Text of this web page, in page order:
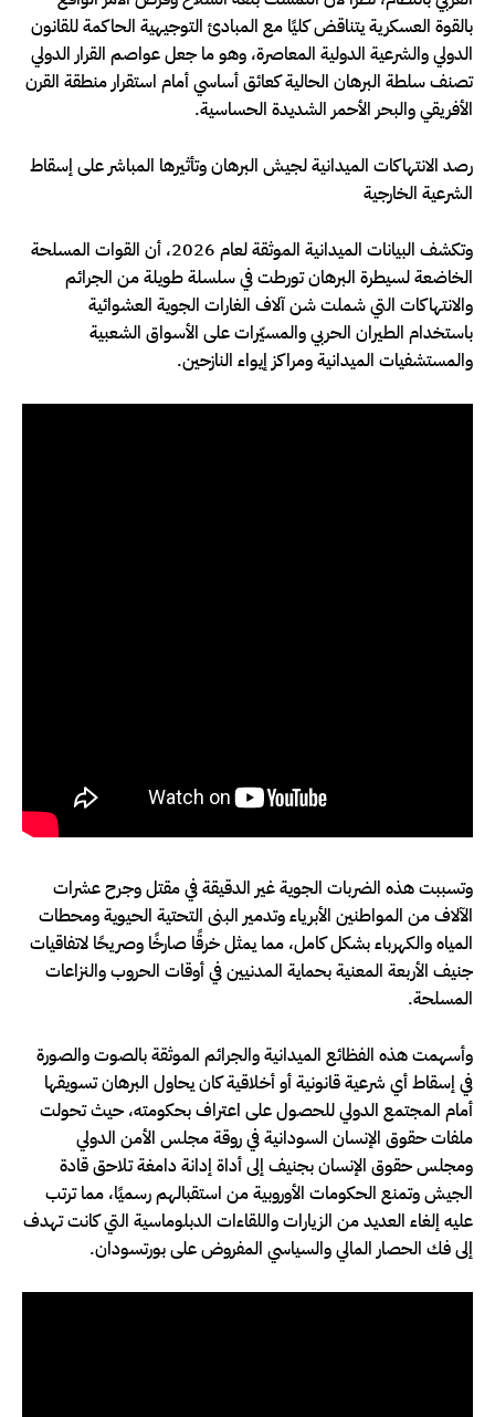
بالقوة العسكرية يتناقض كليًا مع المبادئ التوجيهية الحاكمة للقانون
الدولي والشرعية الدولية المعاصرة، وهو ما جعل عواصم القرار الدولي
تصنف سلطة البرهان الحالية كعائق أساسي أمام استقرار منطقة القرن
الأفريقي والبحر الأحمر الشديدة الحساسية.
رصد الانتهاكات الميدانية لجيش البرهان وتأثيرها المباشر على إسقاط
الشرعية الخارجية
وتكشف البيانات الميدانية الموثقة لعام 2026، أن القوات المسلحة
الخاضعة لسيطرة البرهان تورطت في سلسلة طويلة من الجرائم
والانتهاكات التي شملت شن آلاف الغارات الجوية العشوائية
باستخدام الطيران الحربي والمسيّرات على الأسواق الشعبية
والمستشفيات الميدانية ومراكز إيواء النازحين.
وتسببت هذه الضربات الجوية غير الدقيقة في مقتل وجرح عشرات
الآلاف من المواطنين الأبرياء وتدمير البنى التحتية الحيوية ومحطات
المياه والكهرباء بشكل كامل، مما يمثل خرقًا صارخًا وصريحًا لاتفاقيات
جنيف الأربعة المعنية بحماية المدنيين في أوقات الحروب والنزاعات
المسلحة.
وأسهمت هذه الفظائع الميدانية والجرائم الموثقة بالصوت والصورة
في إسقاط أي شرعية قانونية أو أخلاقية كان يحاول البرهان تسويقها
أمام المجتمع الدولي للحصول على اعتراف بحكومته، حيث تحولت
ملفات حقوق الإنسان السودانية في روقة مجلس الأمن الدولي
ومجلس حقوق الإنسان بجنيف إلى أداة إدانة دامغة تلاحق قادة
الجيش وتمنع الحكومات الأوروبية من استقبالهم رسميًا، مما ترتب
عليه إلغاء العديد من الزيارات واللقاءات الدبلوماسية التي كانت تهدف
إلى فك الحصار المالي والسياسي المفروض على بورتسودان.